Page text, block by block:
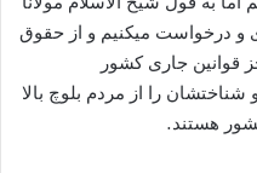
و درخواست میکنیم و از حقوق
قوانین جاری کشور
را از مردم بلوچ بالا
هستند.